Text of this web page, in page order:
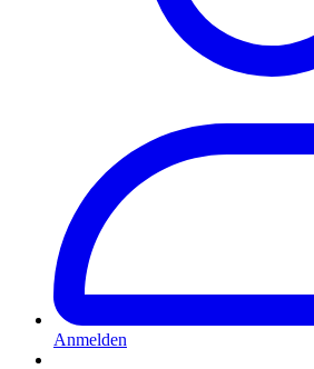
Anmelden